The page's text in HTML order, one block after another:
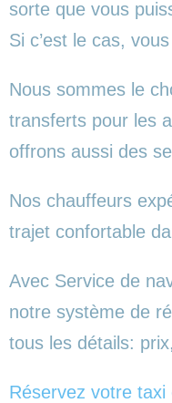
sorte que vous
Si c’est le cas,
Nous sommes le
transferts pour les
offrons aussi des
Nos chauffeurs
trajet confortable
Avec Service de
notre système de
tous les détails:
Réservez votre taxi